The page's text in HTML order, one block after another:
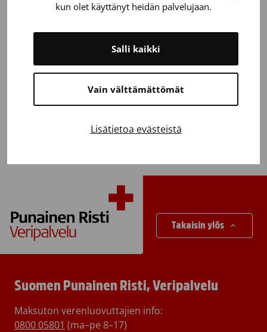
kun olet käyttänyt heidän palvelujaan.
Vain välttämättömät
Salli kaikki
Lisätietoa evästeistä
2 3 4
Viimeksi päivitetty: 08.06.2026
Takaisin ylös
Suomen Punainen Risti, Veripalvelu
Maksuton verenluovuttajien info:
0800 05801 (ma–pe 8–17)